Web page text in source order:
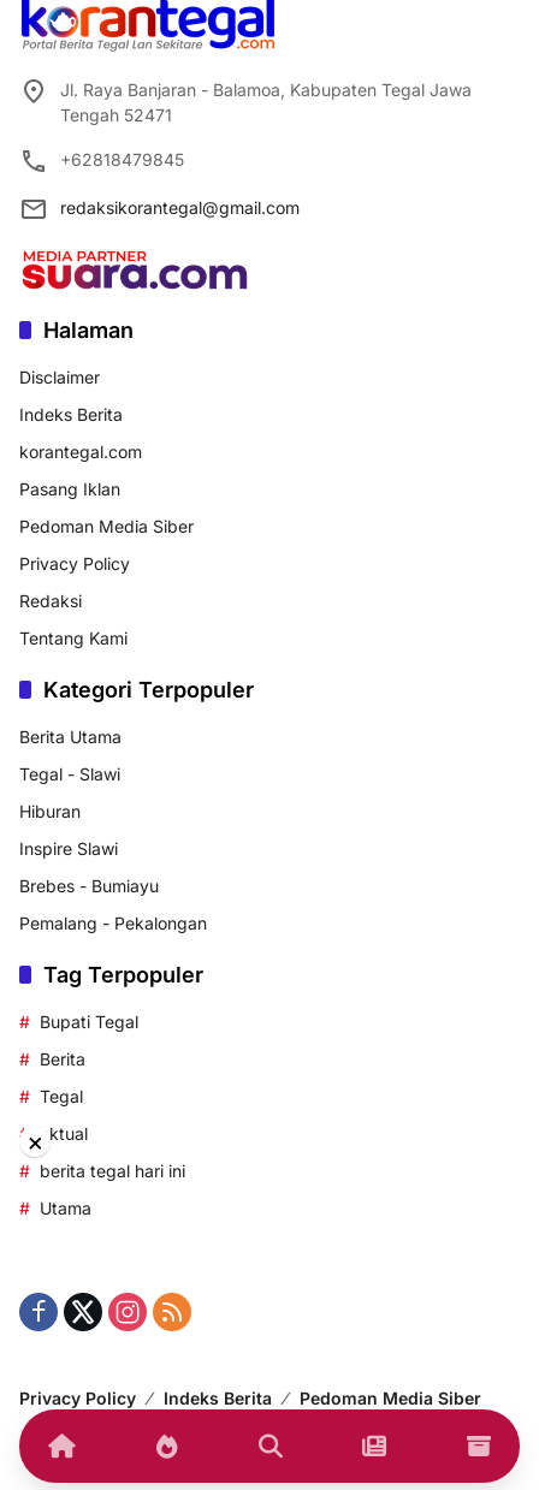
Jl. Raya Banjaran - Balamoa, Kabupaten Tegal Jawa
Tengah 52471
+62818479845
redaksikorantegal@gmail.com
Halaman
Disclaimer
Indeks Berita
korantegal.com
Pasang Iklan
Pedoman Media Siber
Privacy Policy
Redaksi
Tentang Kami
Kategori Terpopuler
Berita Utama
Tegal - Slawi
Hiburan
Inspire Slawi
Brebes - Bumiayu
Pemalang - Pekalongan
Tag Terpopuler
Bupati Tegal
Berita
Tegal
aktual
berita tegal hari ini
Utama
Privacy Policy Indeks Berita Pedoman Media Siber
© 2014-2024 korantegal.com – All right reserved.
×